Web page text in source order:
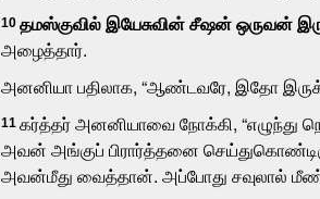
10 தமஸ்குவில் இயேசுவின் சீஷன் ஒருவன்
அழைத்தார்.
அனனியா பதிலாக, “ஆண்டவரே, இதோ
11 கர்த்தர் அனனியாவை நோக்கி, “எழுந்து
அவன் அங்குப் பிரார்த்தனை
அவன்மீது வைத்தான். அப்போது சவுலால்